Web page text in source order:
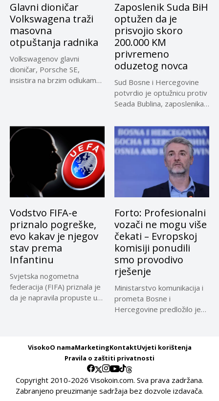
Glavni dioničar
Volkswagena traži
masovna
otpuštanja radnika
Volkswagenov glavni
dioničar, Porsche SE,
insistira na brzim odlukama
Zaposlenik Suda BiH
optužen da je
prisvojio skoro
200.000 KM
privremeno
oduzetog novca
Sud Bosne i Hercegovine
potvrdio je optužnicu protiv
Seada Bublina, zaposlenika
Vodstvo FIFA-e
priznalo pogreške,
evo kakav je njegov
stav prema
Infantinu
Svjetska nogometna
federacija (FIFA) priznala je
da je napravila propuste u
Forto: Profesionalni
vozači ne mogu više
čekati – Evropskoj
komisiji ponudili
smo provodivo
rješenje
Ministarstvo komunikacija i
prometa Bosne i
Hercegovine predložilo je
VisokoO namaMarketingKontaktUvjeti korištenja
Pravila o zaštiti privatnosti
Copyright 2010-2026 Visokoin.com. Sva prava zadržana.
Zabranjeno preuzimanje sadržaja bez dozvole izdavača.